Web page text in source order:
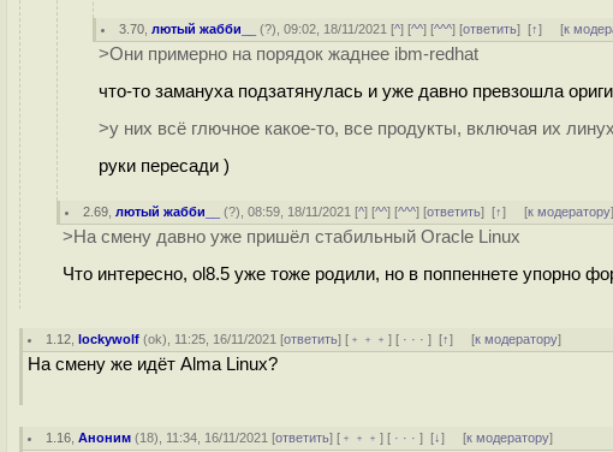
3.70 ,лютый жабби__ (?), 09:02, 18/11/2021 [^] [^^] [^^^] [ответить][↑] [к
>Они примерно на порядок жаднее ibm-redhat
что-то замануха подзатянулась и уже давно превзошла
>у них всё глючное какое-то, все продукты, включая их линух
руки пересади )
2.69 ,лютый жабби__ (?), 08:59, 18/11/2021 [^] [^^] [^^^] [ответить][↑] [к модератору]
>На смену давно уже пришёл стабильный Oracle Linux
Что интересно, ol8.5 уже тоже родили, но в поппеннете упорно
1.12 ,lockywolf (ok), 11:25, 16/11/2021 [ответить] [ ﹢﹢﹢] [ · · ·][↑] [к модератору]
На смену же идёт Alma Linux?
1.16 ,Аноним (18), 11:34, 16/11/2021 [ответить] [ ﹢﹢﹢] [ · · ·][↓] [к модератору]